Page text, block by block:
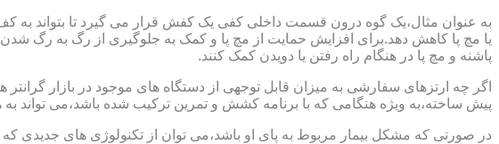
به عنوان مثال،یک گوه درون قسمت داخلی کفی یک کفش قرار می گیرد تا بتواند به
یا مچ پا کاهش دهد.برای افزایش حمایت از مچ پا و کمک به جلوگیری از رگ به رگ
پاشنه و مچ پا در هنگام راه رفتن یا دویدن کمک کنند.
اگر چه ارتزهای سفارشی به میزان قابل توجهی از دستگاه های موجود در بازار گرانتر
پیش ساخته،به ویژه هنگامی که با برنامه کشش و تمرین ترکیب شده باشد،می تواند به
در صورتی که مشکل بیمار مربوط به پای او باشد،می توان از تکنولوژی های جدیدی